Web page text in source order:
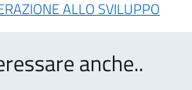
ALLO SVILUPPO
anche..